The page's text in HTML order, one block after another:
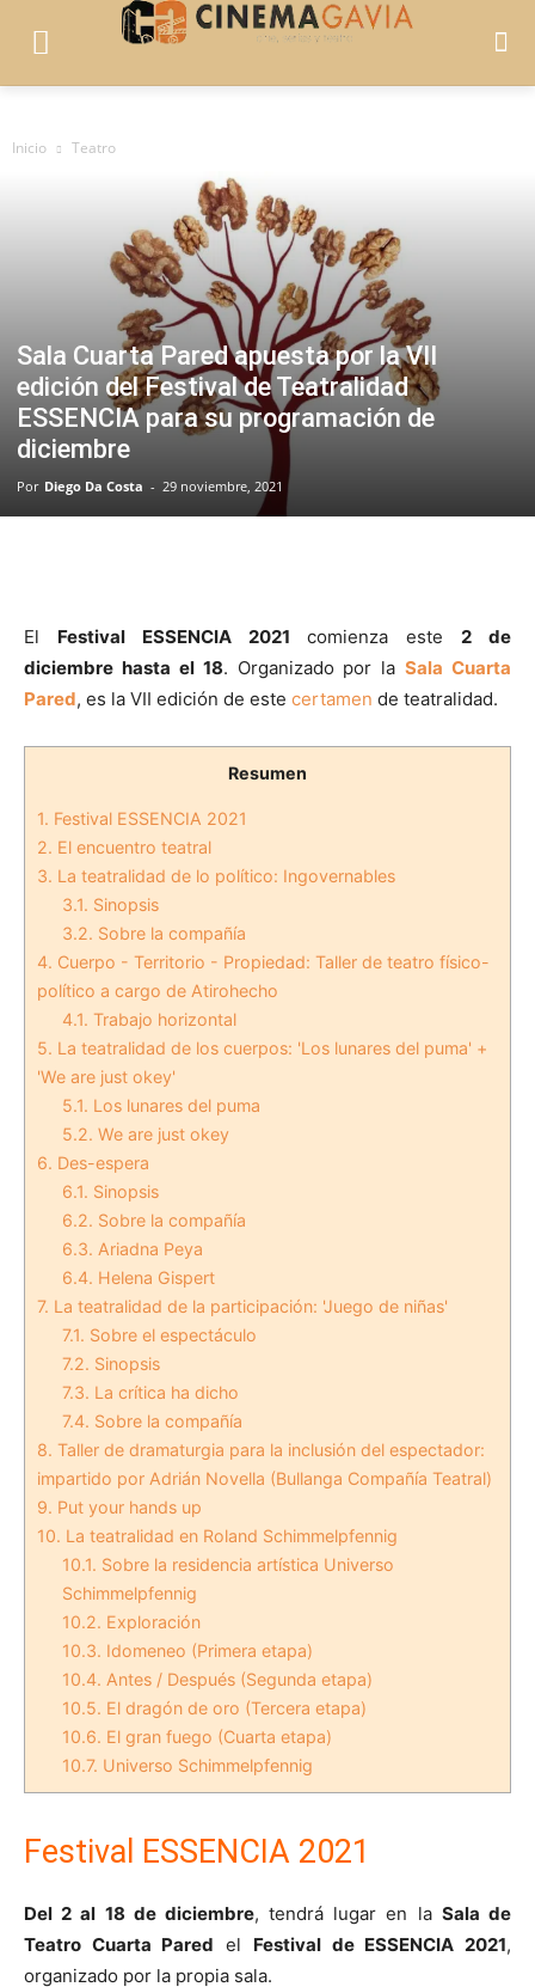
Inicio Teatro
Sala Cuarta Pared apuesta por la VII
edición del Festival de Teatralidad
ESSENCIA para su programación de
diciembre
Por Diego Da Costa - 29 noviembre, 2021
El Festival ESSENCIA 2021 comienza este 2 de
diciembre hasta el 18. Organizado por laSala Cuarta
Pared, es la VII edición de este certamen de teatralidad.
Resumen
1. Festival ESSENCIA 2021
2. El encuentro teatral
3. La teatralidad de lo político: Ingovernables
3.1. Sinopsis
3.2. Sobre la compañía
4. Cuerpo - Territorio - Propiedad: Taller de teatro físico-
político a cargo de Atirohecho
4.1. Trabajo horizontal
5. La teatralidad de los cuerpos: 'Los lunares del puma' +
'We are just okey'
5.1. Los lunares del puma
5.2. We are just okey
6. Des-espera
6.1. Sinopsis
6.2. Sobre la compañía
6.3. Ariadna Peya
6.4. Helena Gispert
7. La teatralidad de la participación: 'Juego de niñas'
7.1. Sobre el espectáculo
7.2. Sinopsis
7.3. La crítica ha dicho
7.4. Sobre la compañía
8. Taller de dramaturgia para la inclusión del espectador:
impartido por Adrián Novella (Bullanga Compañía Teatral)
9. Put your hands up
10. La teatralidad en Roland Schimmelpfennig
10.1. Sobre la residencia artística Universo
Schimmelpfennig
10.2. Exploración
10.3. Idomeneo (Primera etapa)
10.4. Antes / Después (Segunda etapa)
10.5. El dragón de oro (Tercera etapa)
10.6. El gran fuego (Cuarta etapa)
10.7. Universo Schimmelpfennig
Festival ESSENCIA 2021
Del 2 al 18 de diciembre, tendrá lugar en la Sala de
Teatro Cuarta Pared el Festival de ESSENCIA 2021,
organizado por la propia sala.